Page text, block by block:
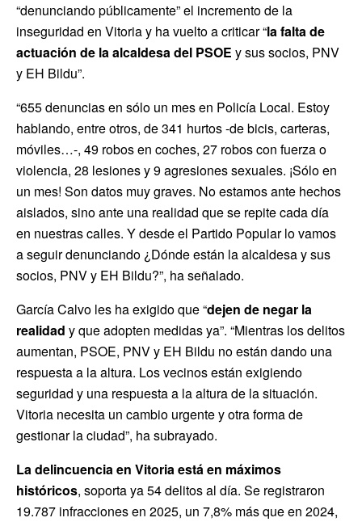
“denunciando públicamente” el incremento de la
inseguridad en Vitoria y ha vuelto a criticar “la falta de
actuación de la alcaldesa del PSOE y sus socios, PNV
y EH Bildu”.
“655 denuncias en sólo un mes en Policía Local. Estoy
hablando, entre otros, de 341 hurtos -de bicis, carteras,
móviles…-, 49 robos en coches, 27 robos con fuerza o
violencia, 28 lesiones y 9 agresiones sexuales. ¡Sólo en
un mes! Son datos muy graves. No estamos ante hechos
aislados, sino ante una realidad que se repite cada día
en nuestras calles. Y desde el Partido Popular lo vamos
a seguir denunciando ¿Dónde están la alcaldesa y sus
socios, PNV y EH Bildu?”, ha señalado.
García Calvo les ha exigido que “dejen de negar la
realidad y que adopten medidas ya”. “Mientras los delitos
aumentan, PSOE, PNV y EH Bildu no están dando una
respuesta a la altura. Los vecinos están exigiendo
seguridad y una respuesta a la altura de la situación.
Vitoria necesita un cambio urgente y otra forma de
gestionar la ciudad”, ha subrayado.
La delincuencia en Vitoria está en máximos
históricos, soporta ya 54 delitos al día. Se registraron
19.787 infracciones en 2025, un 7,8% más que en 2024,